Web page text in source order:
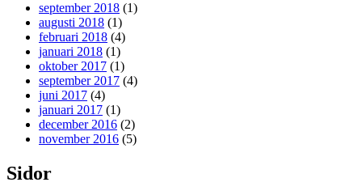
september 2018 (1)
augusti 2018 (1)
februari 2018 (4)
januari 2018 (1)
oktober 2017 (1)
september 2017 (4)
juni 2017 (4)
januari 2017 (1)
december 2016 (2)
november 2016 (5)
Sidor